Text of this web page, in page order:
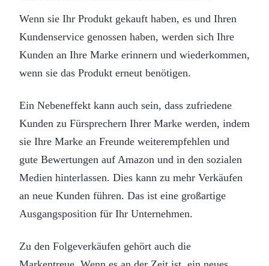
Wenn sie Ihr Produkt gekauft haben, es und Ihren
Kundenservice genossen haben, werden sich Ihre
Kunden an Ihre Marke erinnern und wiederkommen,
wenn sie das Produkt erneut benötigen.
Ein Nebeneffekt kann auch sein, dass zufriedene
Kunden zu Fürsprechern Ihrer Marke werden, indem
sie Ihre Marke an Freunde weiterempfehlen und
gute Bewertungen auf Amazon und in den sozialen
Medien hinterlassen. Dies kann zu mehr Verkäufen
an neue Kunden führen. Das ist eine großartige
Ausgangsposition für Ihr Unternehmen.
Zu den Folgeverkäufen gehört auch die